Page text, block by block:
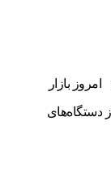
بازار
دستگاه‌های